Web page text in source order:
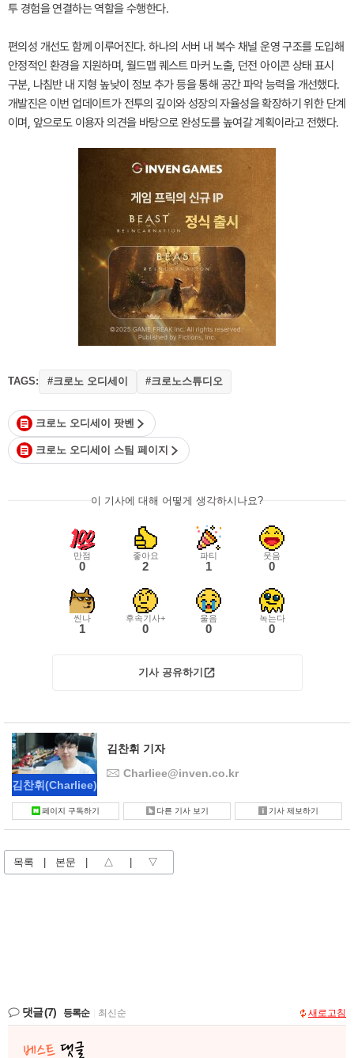
투 경험을 연결하는 역할을 수행한다.
편의성 개선도 함께 이루어진다. 하나의 서버 내 복수 채널 운영 구조를 도입해
안정적인 환경을 지원하며, 월드맵 퀘스트 마커 노출, 던전 아이콘 상태 표시
구분, 나침반 내 지형 높낮이 정보 추가 등을 통해 공간 파악 능력을 개선했다.
개발진은 이번 업데이트가 전투의 깊이와 성장의 자율성을 확장하기 위한 단계
이며, 앞으로도 이용자 의견을 바탕으로 완성도를 높여갈 계획이라고 전했다.
TAGS: #크로노 오디세이 #크로노스튜디오
크로노 오디세이 팟벤
크로노 오디세이 스팀 페이지
이 기사에 대해 어떻게 생각하시나요?
만점
0
좋아요
2
파티
1
웃음
0
씬나
1
후속기사+
0
울음
0
녹는다
0
기사 공유하기
김찬휘(Charliee)
김찬휘 기자
Charliee@inven.co.kr
페이지 구독하기 다른 기사 보기 기사 제보하기
목록 | 본문 | △ | ▽
댓글(7) 등록순 최신순 새로고침